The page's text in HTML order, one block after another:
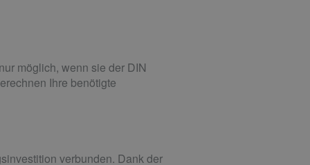
möglich, wenn sie der DIN
Ihre benötigte
verbunden. Dank der